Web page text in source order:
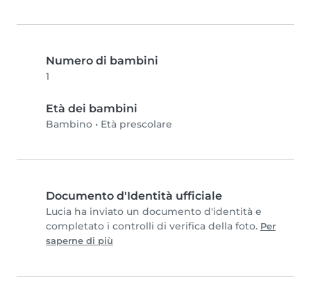
Numero di bambini
1
Età dei bambini
Bambino • Età prescolare
Documento d'Identità ufficiale
Lucia ha inviato un documento d'identità e
completato i controlli di verifica della foto. Per
saperne di più